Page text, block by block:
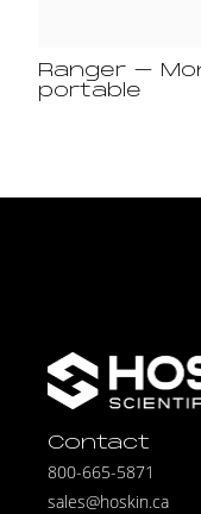
Ranger –
portable
Contact
800-665-5871
sales@hoskin.ca